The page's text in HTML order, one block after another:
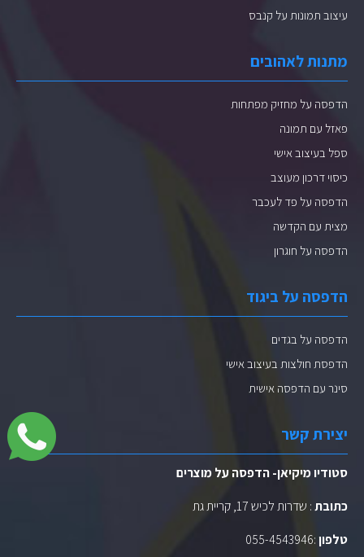
עיצוב תמונות על קנבס
מתנות לאהובים
הדפסה על מחזיק מפתחות
פאזל עם תמונה
ספל בעיצוב אישי
כיסוי דרכון מעוצב
הדפסה על פד לעכבר
מצית עם הקדשה
הדפסה על חוגרון
הדפסה על ביגוד
הדפסה על בגדים
הדפסת חולצות בעיצוב אישי
סינר עם הדפסה אישית
יצירת קשר
סטודיו מיקיאן- הדפסה על מוצרים
כתובת: שדרות לכיש 17, קריית גת
טלפון:
055-4543946